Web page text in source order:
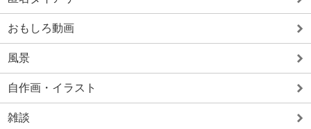
おもしろ動画
風景
自作画・イラスト
雑談